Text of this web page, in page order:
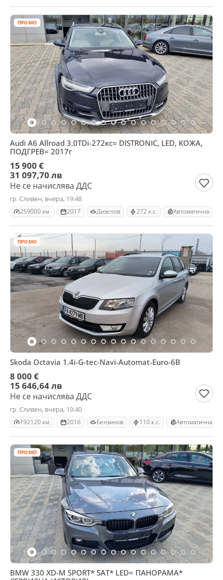
ПРОМО
Audi A6 Allroad 3.0TDi-272кс= DISTRONIC, LED, КОЖА,
ПОДГРЕВ= 2017г
15 900 €
31 097,70 лв
Не се начислява ДДС
гр. Сливен, вчера, 19:48
259000 км. 2017 Дизелов 272 к.с. Автоматична
ПРОМО
Skoda Octavia 1.4i-G-tec-Navi-Automat-Euro-6B
8 000 €
15 646,64 лв
Не се начислява ДДС
гр. Сливен, вчера, 19:40
192120 км. 2016 Бензинов 110 к.с. Автоматична
ПРОМО
BMW 330 XD-M SPORT* SAT* LED= ПАНОРАМА*